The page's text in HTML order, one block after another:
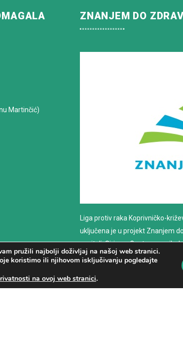
pružili najbolji doživljaj na našoj web stranici.
koristimo ili njihovom isključivanju pogledajte
na ovoj web stranici.
Martinčić)
ZNANJEM DO
Liga protiv raka Koprivničko-
uključena je u projekt Znanjem
nositelj: Sirius – Centar za
savjetovanje
PROČITAJ VIŠE